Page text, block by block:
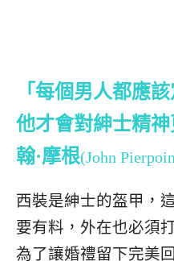
「每個男人都應
他才會對紳士精
翰·摩根(John
西裝是紳士的盔甲，
要有料，外在也必須
為了讓婚禮留下完美